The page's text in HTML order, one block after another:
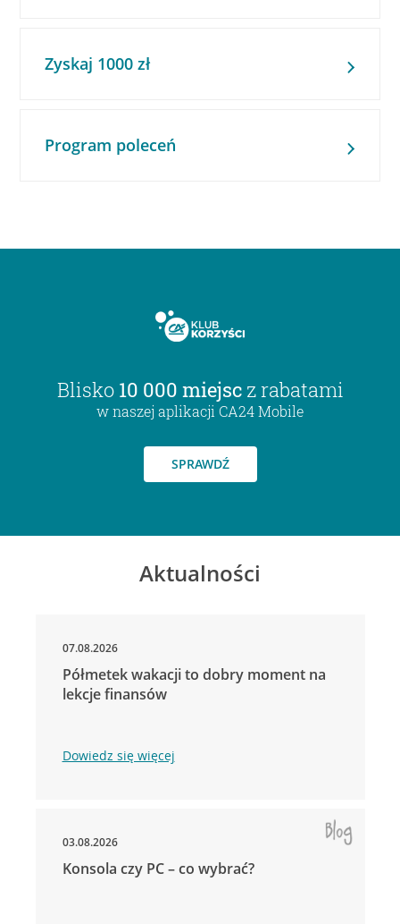
Zyskaj 1000 zł
Program poleceń
Blisko 10 000 miejsc z rabatami
w naszej aplikacji CA24 Mobile
SPRAWDŹ
Aktualności
07.08.2026
Półmetek wakacji to dobry moment na
lekcje finansów
Dowiedz się więcej
03.08.2026
Konsola czy PC – co wybrać?